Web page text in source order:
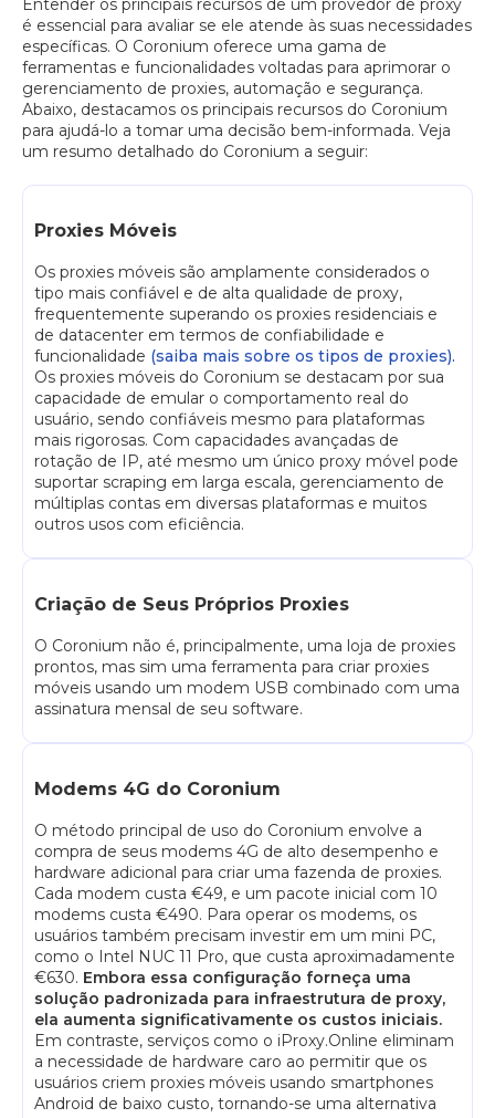
Entender os principais recursos de um provedor de proxy
é essencial para avaliar se ele atende às suas necessidades
específicas. O Coronium oferece uma gama de
ferramentas e funcionalidades voltadas para aprimorar o
gerenciamento de proxies, automação e segurança.
Abaixo, destacamos os principais recursos do Coronium
para ajudá-lo a tomar uma decisão bem-informada. Veja
um resumo detalhado do Coronium a seguir:
Proxies Móveis
Os proxies móveis são amplamente considerados o
tipo mais confiável e de alta qualidade de proxy,
frequentemente superando os proxies residenciais e
de datacenter em termos de confiabilidade e
funcionalidade (saiba mais sobre os tipos de proxies).
Os proxies móveis do Coronium se destacam por sua
capacidade de emular o comportamento real do
usuário, sendo confiáveis mesmo para plataformas
mais rigorosas. Com capacidades avançadas de
rotação de IP, até mesmo um único proxy móvel pode
suportar scraping em larga escala, gerenciamento de
múltiplas contas em diversas plataformas e muitos
outros usos com eficiência.
Criação de Seus Próprios Proxies
O Coronium não é, principalmente, uma loja de proxies
prontos, mas sim uma ferramenta para criar proxies
móveis usando um modem USB combinado com uma
assinatura mensal de seu software.
Modems 4G do Coronium
O método principal de uso do Coronium envolve a
compra de seus modems 4G de alto desempenho e
hardware adicional para criar uma fazenda de proxies.
Cada modem custa €49, e um pacote inicial com 10
modems custa €490. Para operar os modems, os
usuários também precisam investir em um mini PC,
como o Intel NUC 11 Pro, que custa aproximadamente
€630. Embora essa configuração forneça uma
solução padronizada para infraestrutura de proxy,
ela aumenta significativamente os custos iniciais.
Em contraste, serviços como o iProxy.Online eliminam
a necessidade de hardware caro ao permitir que os
usuários criem proxies móveis usando smartphones
Android de baixo custo, tornando-se uma alternativa